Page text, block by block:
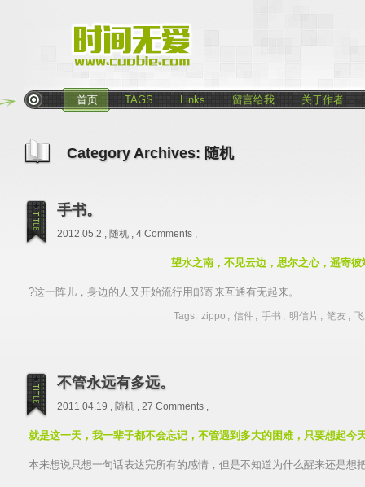
首页 TAGS Links 留言给我 关于作者
Category Archives: 随机
手书。
2012.05.2 , 随机 , 4 Comments ,
望水之南，不见云边，思尔之心，遥寄彼
?这一阵儿，身边的人又开始流行用邮寄来互通有无起来。
Tags: zippo , 信件 , 手书 , 明信片 , 笔友 ,
不管永远有多远。
2011.04.19 , 随机 , 27 Comments ,
就是这一天，我一辈子都不会忘记，不管遇到多大的困难，只要想起今
本来想说只想一句话表达完所有的感情，但是不知道为什么醒来还是想